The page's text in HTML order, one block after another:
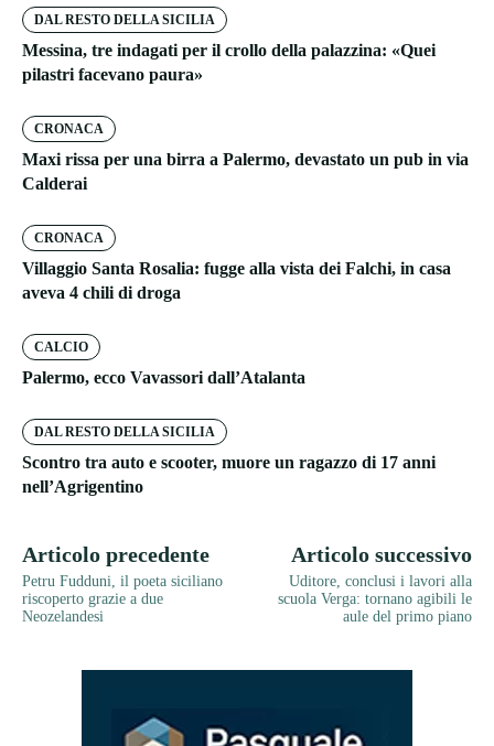
DAL RESTO DELLA SICILIA
Messina, tre indagati per il crollo della palazzina: «Quei
pilastri facevano paura»
CRONACA
Maxi rissa per una birra a Palermo, devastato un pub in via
Calderai
CRONACA
Villaggio Santa Rosalia: fugge alla vista dei Falchi, in casa
aveva 4 chili di droga
CALCIO
Palermo, ecco Vavassori dall’Atalanta
DAL RESTO DELLA SICILIA
Scontro tra auto e scooter, muore un ragazzo di 17 anni
nell’Agrigentino
Articolo precedente
Petru Fudduni, il poeta siciliano
riscoperto grazie a due
Neozelandesi
Articolo successivo
Uditore, conclusi i lavori alla
scuola Verga: tornano agibili le
aule del primo piano